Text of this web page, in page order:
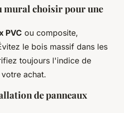
mural choisir pour une
PVC ou composite,
le bois massif dans les
toujours l'indice de
achat.
de panneaux